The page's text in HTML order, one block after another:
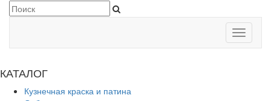
Toggle
КАТАЛОГ
Кузнечная краска и патина